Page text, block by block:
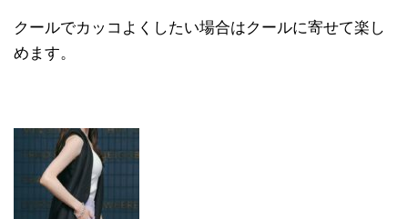
クールでカッコよくしたい場合はクールに寄せて楽し
めます。